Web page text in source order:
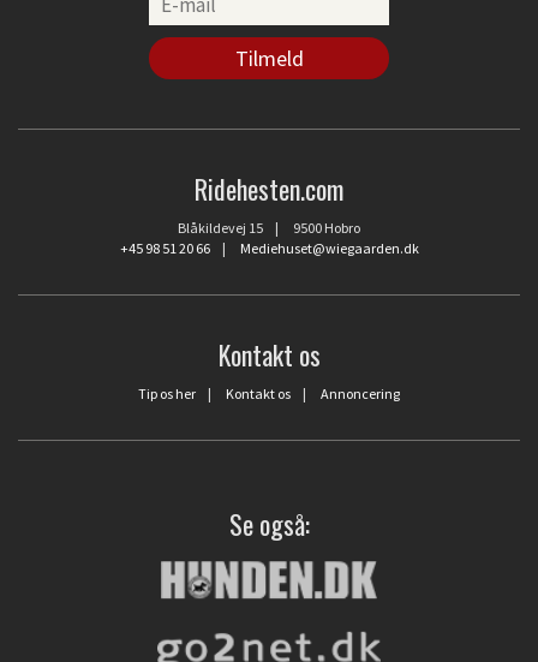
Ridehesten.com
Blåkildevej 15 | 9500 Hobro
+45 98 51 20 66| Mediehuset@wiegaarden.dk
Kontakt os
Tip os her | Kontakt os | Annoncering
Se også: